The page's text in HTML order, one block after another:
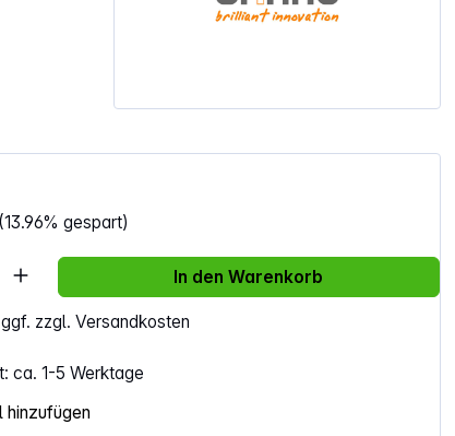
(13.96% gespart)
zzgl. Versandkosten
ca. 1-5 Werktage
Gib den gewünschten Wert ein
In den Warenkorb
hinzufügen